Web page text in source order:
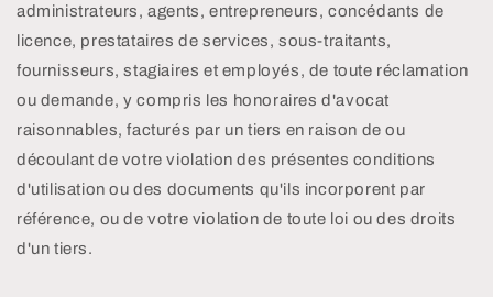
administrateurs, agents, entrepreneurs, concédants de
licence, prestataires de services, sous-traitants,
fournisseurs, stagiaires et employés, de toute réclamation
ou demande, y compris les honoraires d'avocat
raisonnables, facturés par un tiers en raison de ou
découlant de votre violation des présentes conditions
d'utilisation ou des documents qu'ils incorporent par
référence, ou de votre violation de toute loi ou des droits
d'un tiers.